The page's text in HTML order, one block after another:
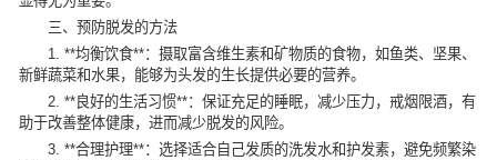
三、预防脱发的方法
1. **均衡饮食**：摄取富含维生素和矿物质的食物，如鱼类、坚果、
新鲜蔬菜和水果，能够为头发的生长提供必要的营养。
2. **良好的生活习惯**：保证充足的睡眠，减少压力，戒烟限酒，有
助于改善整体健康，进而减少脱发的风险。
3. **合理护理**：选择适合自己发质的洗发水和护发素，避免频繁染